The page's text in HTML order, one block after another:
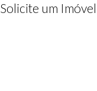
Solicite um